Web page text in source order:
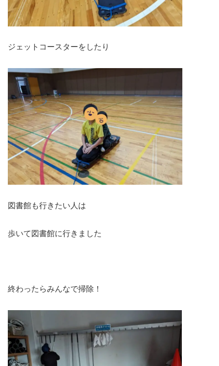
ジェットコースターをしたり
図書館も行きたい人は
歩いて図書館に行きました
終わったらみんなで掃除！